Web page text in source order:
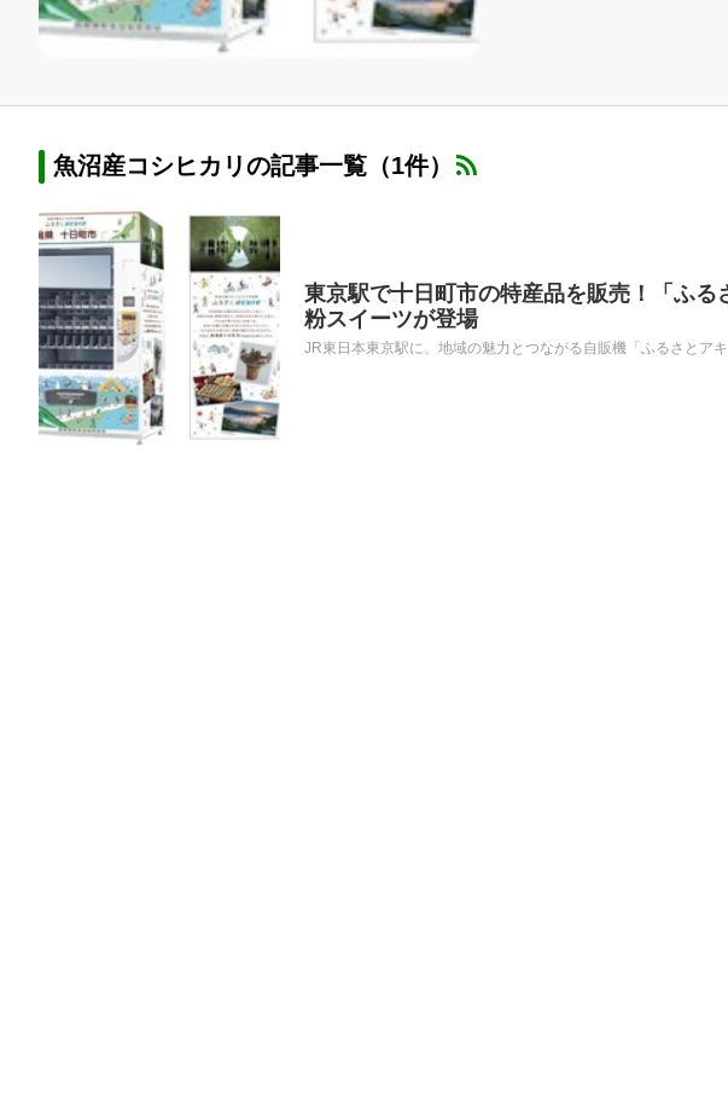
魚沼産コシヒカリの記事一覧（1件）
東京駅で十日町市の特産品を販売！「ふ
粉スイーツが登場
JR東日本東京駅に、地域の魅力とつながる自販機「ふるさとア